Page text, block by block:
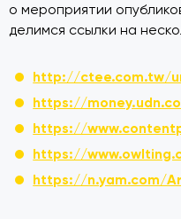
о мероприятии
делимся ссылки на
http://ctee.com.tw/
https://
https://
https://
https://n.yam.com/